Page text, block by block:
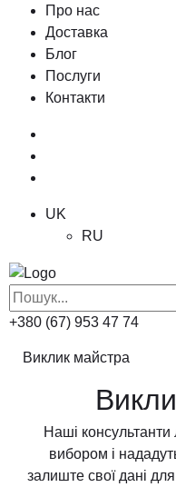
Про нас
Доставка
Блог
Послуги
Контакти
UK
RU
+380 (67) 953 47 74
Виклик майстра
Наші
вибором і
залиште свої дані